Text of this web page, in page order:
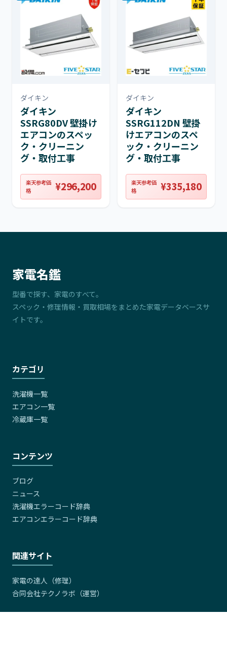
ダイキン
ダイキン
SSRG80DV 壁掛け
エアコンのスペッ
ク・クリーニン
グ・取付工事
楽天参考価
格
¥296,200
ダイキン
ダイキン
SSRG112DN 壁掛
けエアコンのスペ
ック・クリーニン
グ・取付工事
楽天参考価
格
¥335,180
家電名鑑
型番で探す、家電のすべて。
スペック・修理情報・買取相場をまとめた家電データベースサ
イトです。
カテゴリ
洗濯機一覧
エアコン一覧
冷蔵庫一覧
コンテンツ
ブログ
ニュース
洗濯機エラーコード辞典
エアコンエラーコード辞典
関連サイト
家電の達人（修理）
合同会社テクノラボ（運営）